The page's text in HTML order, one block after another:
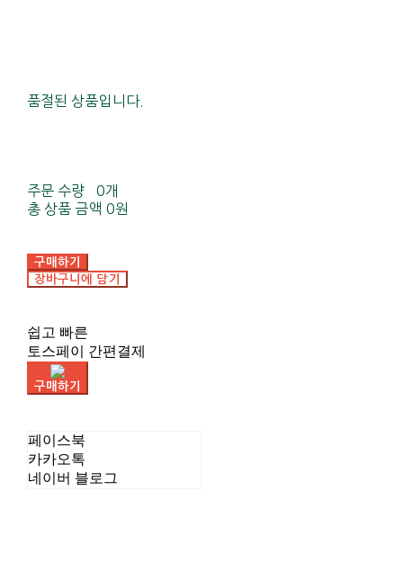
품절된 상품입니다.
주문 수량
0개
총 상품 금액 0원
구매하기
장바구니에 담기
쉽고 빠른
토스페이 간편결제
구매하기
페이스북
카카오톡
네이버 블로그